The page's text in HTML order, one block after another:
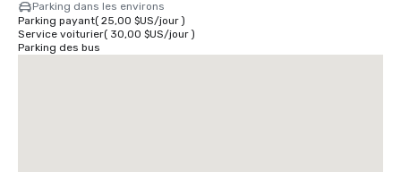
Parking dans les environs
Parking payant( 25,00 $US/jour)
Service voiturier( 30,00 $US/jour)
Parking des bus